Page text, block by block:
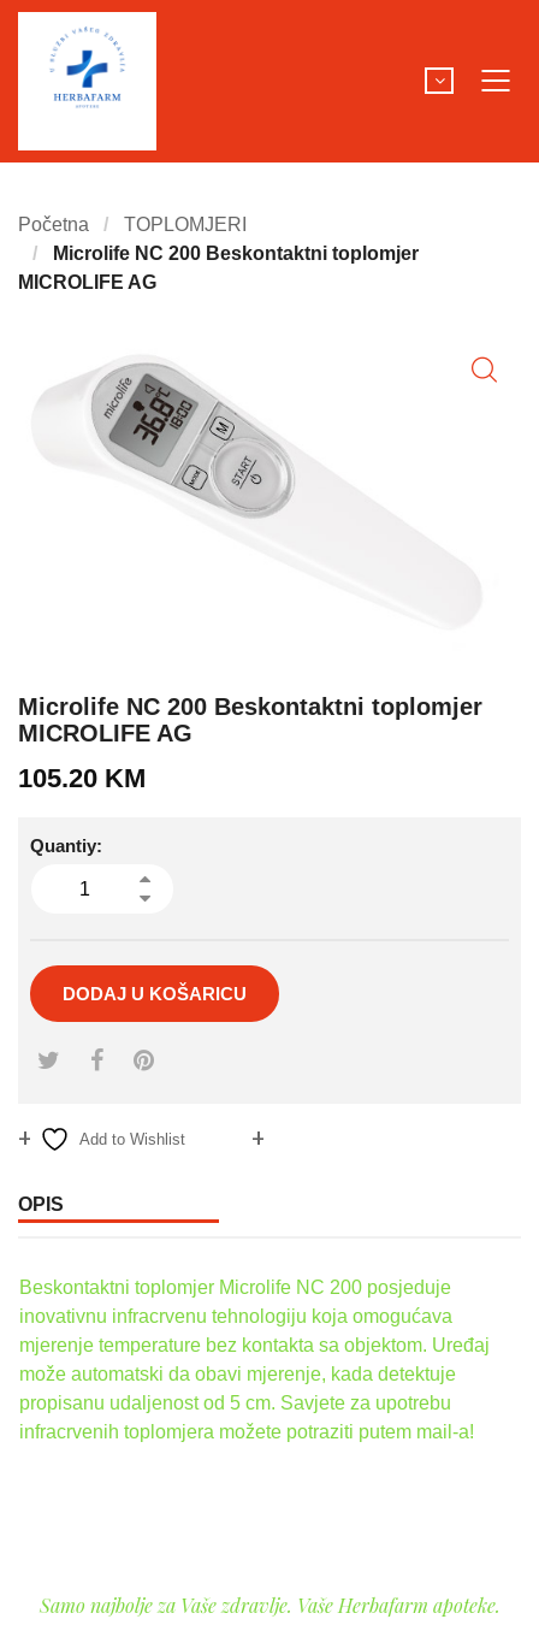
Početna
TOPLOMJERI
Microlife NC 200 Beskontaktni toplomjer
MICROLIFE AG
Microlife NC 200 Beskontaktni toplomjer
MICROLIFE AG
105.20 KM
Quantiy:
DODAJ U KOŠARICU
Add to Wishlist
OPIS
Beskontaktni toplomjer Microlife NC 200 posjeduje
inovativnu infracrvenu tehnologiju koja omogućava
mjerenje temperature bez kontakta sa objektom. Uređaj
može automatski da obavi mjerenje, kada detektuje
propisanu udaljenost od 5 cm. Savjete za upotrebu
infracrvenih toplomjera možete potraziti putem mail-a!
Samo najbolje za Vaše zdravlje. Vaše Herbafarm apoteke.